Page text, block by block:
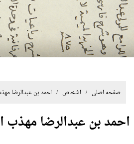
صفحه اصلی / اشخاص / احمد بن عبدالرضا
احمد بن عبدالرضا مهذب